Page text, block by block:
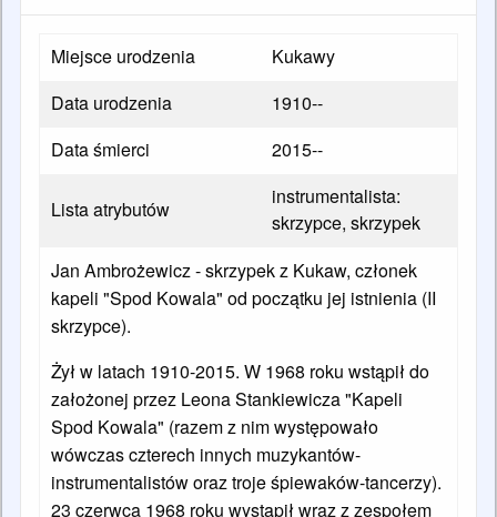
Miejsce urodzenia
Kukawy
Data urodzenia
1910--
Data śmierci
2015--
Lista atrybutów
instrumentalista:
skrzypce, skrzypek
Jan Ambrożewicz- skrzypek z Kukaw, członek
kapeli "Spod Kowala" od początku jej istnienia (II
skrzypce).
Żył w latach 1910-2015. W 1968 roku wstąpił do
założonej przez Leona Stankiewicza "Kapeli
Spod Kowala" (razem z nim występowało
wówczas czterech innych muzykantów-
instrumentalistów oraz troje śpiewaków-tancerzy).
23 czerwca 1968 roku wystąpił wraz z zespołem